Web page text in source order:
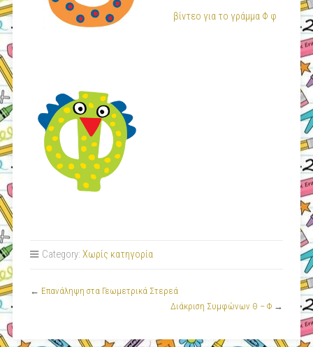
βίντεο για το γράμμα Φ φ
Category: Χωρίς κατηγορία
← Επανάληψη στα Γεωμετρικά Στερεά
Διάκριση Συμφώνων Θ – Φ →